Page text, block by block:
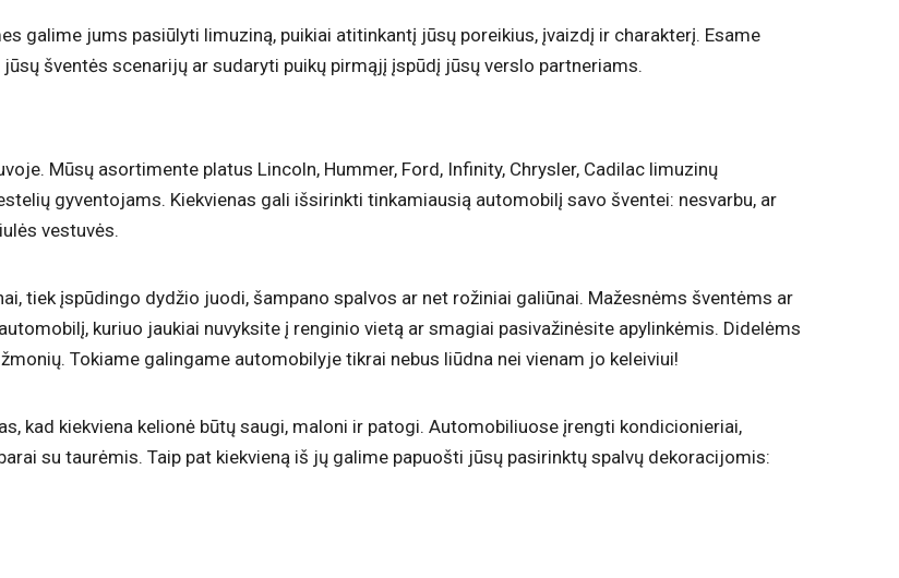
galime jums pasiūlyti limuziną, puikiai atitinkantį jūsų poreikius, įvaizdį ir charakterį. Esame
šventės scenarijų ar sudaryti puikų pirmąjį įspūdį jūsų verslo partneriams.
Mūsų asortimente platus Lincoln, Hummer, Ford, Infinity, Chrysler, Cadilac limuzinų
gyventojams. Kiekvienas gali išsirinkti tinkamiausią automobilį savo šventei: nesvarbu, ar
vestuvės.
tiek įspūdingo dydžio juodi, šampano spalvos ar net rožiniai galiūnai. Mažesnėms šventėms ar
kuriuo jaukiai nuvyksite į renginio vietą ar smagiai pasivažinėsite apylinkėmis. Didelėms
Tokiame galingame automobilyje tikrai nebus liūdna nei vienam jo keleiviui!
kad kiekviena kelionė būtų saugi, maloni ir patogi. Automobiliuose įrengti kondicionieriai,
su taurėmis. Taip pat kiekvieną iš jų galime papuošti jūsų pasirinktų spalvų dekoracijomis: